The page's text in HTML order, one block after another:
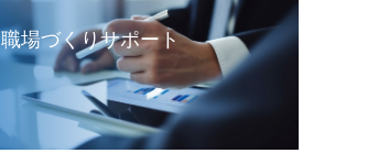
職場づくりサポート